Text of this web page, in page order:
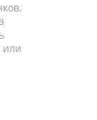
или